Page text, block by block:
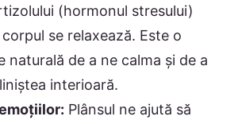
(hormonul stresului)
se relaxează. Este o
naturală de a ne calma și de a
interioară.
Plânsul ne ajută să